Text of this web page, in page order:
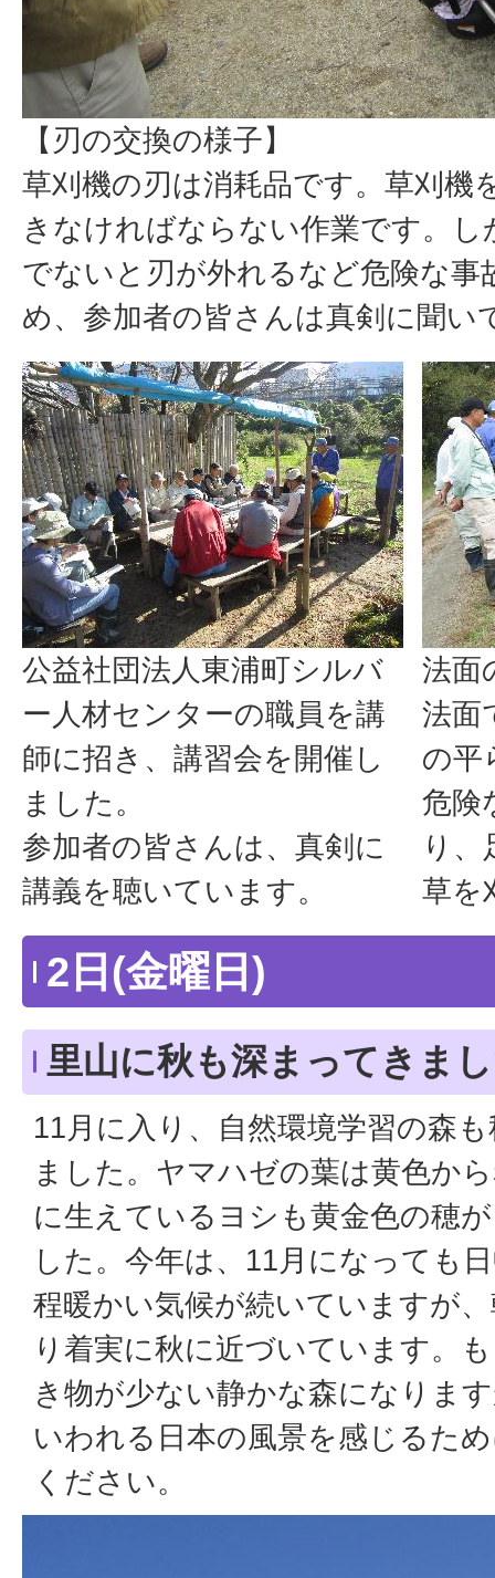
【刃の交換の様子】
草刈機の刃は消耗品です。草刈機
きなければならない作業です。し
でないと刃が外れるなど危険な
め、参加者の皆さんは真剣に聞い
公益社団法人東浦町シルバ
ー人材センターの職員を講
師に招き、講習会を開催し
ました。
参加者の皆さんは、真剣に
講義を聴いています。
法面
法面
の平
危険
り、
草を
2日(金曜日)
里山に秋も深まってきま
11月に入り、自然環境学習の森
ました。ヤマハゼの葉は黄色か
に生えているヨシも黄金色の穂
した。今年は、11月になっても
程暖かい気候が続いていますが
り着実に秋に近づいています。
き物が少ない静かな森になりま
いわれる日本の風景を感じるた
ください。